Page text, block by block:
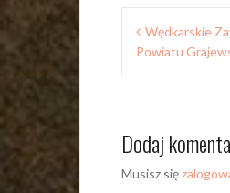
Nawigacja
wpisu
Wędkarskie
Powiatu
Dodaj
Musisz się